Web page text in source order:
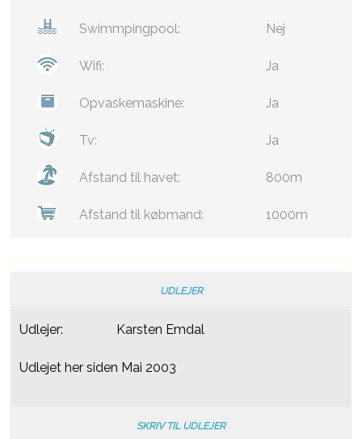
Swimmpingpool: Nej
Wifi: Ja
Opvaskemaskine: Ja
Tv: Ja
Afstand til havet: 800m
Afstand til købmand: 1000m
UDLEJER
Udlejer: Karsten Emdal
Udlejet her siden Mai 2003
SKRIV TIL UDLEJER